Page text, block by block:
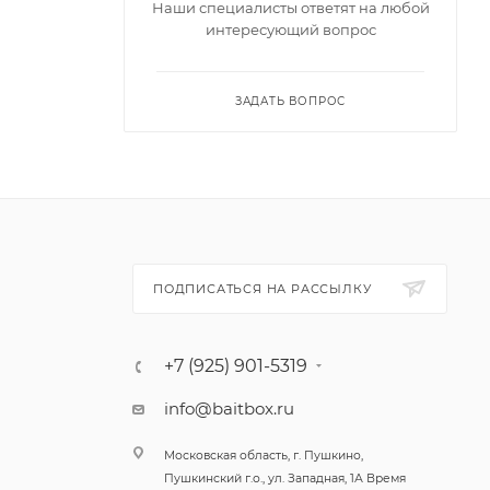
Наши специалисты ответят на любой
интересующий вопрос
ЗАДАТЬ ВОПРОС
ПОДПИСАТЬСЯ НА РАССЫЛКУ
+7 (925) 901-5319
info@baitbox.ru
Московская область, г. Пушкино,
Пушкинский г.о., ул. Западная, 1А Время